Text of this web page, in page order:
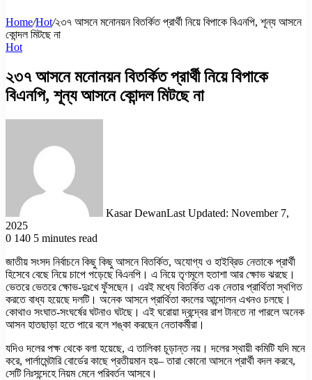
Home/Hot/২৩৭ আসনে মনোনয়ন বিতর্কিত প্রার্থী নিয়ে বিপাকে বিএনপি, শূন্য আসনে
কোন্দল মিটছে না
Hot
২৩৭ আসনে মনোনয়ন বিতর্কিত প্রার্থী নিয়ে বিপাকে
বিএনপি, শূন্য আসনে কোন্দল মিটছে না
Kasar DewanLast Updated: November 7,
2025
0 140 5 minutes read
জাতীয় সংসদ নির্বাচনে কিছু কিছু আসনে বিতর্কিত, অযোগ্য ও হাইব্রিড নেতাকে প্রার্থী
হিসেবে বেছে নিয়ে চাপে পড়েছে বিএনপি। এ নিয়ে তৃণমূলে হতাশা আর ক্ষোভ ঝরছে।
ভেতরে ভেতরে ক্ষোভ-দুঃখে ফুঁসছেন। এরই মধ্যে বিতর্কিত এক নেতার প্রার্থিতা স্থগিত
করতে বাধ্য হয়েছে দলটি। অনেক আসনে প্রার্থিতা বদলের আন্দোলন এখনও চলছে।
কোথাও সংঘাত-সংঘর্ষের ঘটনাও ঘটছে। এই ঘরোয়া দ্বন্দ্বের রাশ টানতে না পারলে অনেক
আসন হাতছাড়া হতে পারে বলে শঙ্কা করছেন নেতাকর্মীরা।
যদিও দলের পক্ষ থেকে বলা হয়েছে, এ তালিকা চূড়ান্ত নয়। দলের স্থায়ী কমিটি যদি মনে
করে, পার্লামেন্টারি বোর্ডের কাছে প্রতীয়মান হয়– তারা কোনো আসনে প্রার্থী বদল করবে,
সেটি নিঃসন্দেহে নিয়ম মেনে পরিবর্তন আসবে।